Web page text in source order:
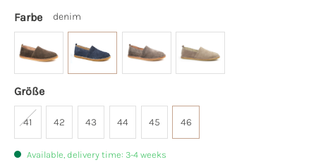
Farbe denim
Größe
41 42 43 44 45 46
Available, delivery time: 3-4 weeks